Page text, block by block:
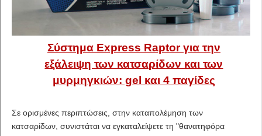
Σύστημα Express Raptor για την
εξάλειψη των κατσαρίδων και των
μυρμηγκιών: gel και 4 παγίδες
Σε ορισμένες περιπτώσεις, στην καταπολέμηση των
κατσαρίδων, συνιστάται να εγκαταλείψετε τη "θανατηφόρα